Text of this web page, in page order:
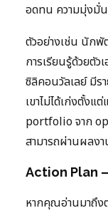
อดทน ความมุ่งมั่น
ตัวอย่างเช่น นัก
การเรียนรู้ด้วยตั
ซิลิคอนวัลเลย์ มีร
เขาไม่ได้เก่งตั้งแ
portfolio จาก
สามารถผ่านผลง
Action Plan
หากคุณอ่านมาถึง